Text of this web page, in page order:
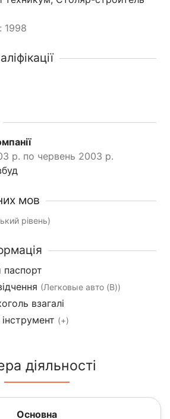
1998
р. по червень 2003 р.
мов
рівень)
(Легковые авто (B))
взагалі
(+)
діяльності
Основна